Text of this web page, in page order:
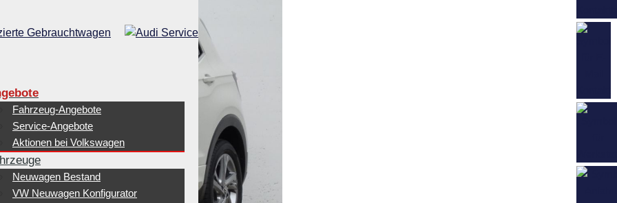
Fahrzeug-Angebote
Service-Angebote
Aktionen bei Volkswagen
Neuwagen Bestand
VW Neuwagen Konfigurator